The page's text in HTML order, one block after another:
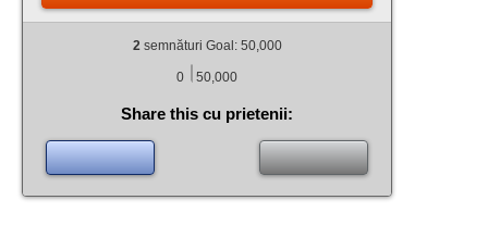
2semnături Goal: 50,000
0 50,000
Share this cu prietenii: